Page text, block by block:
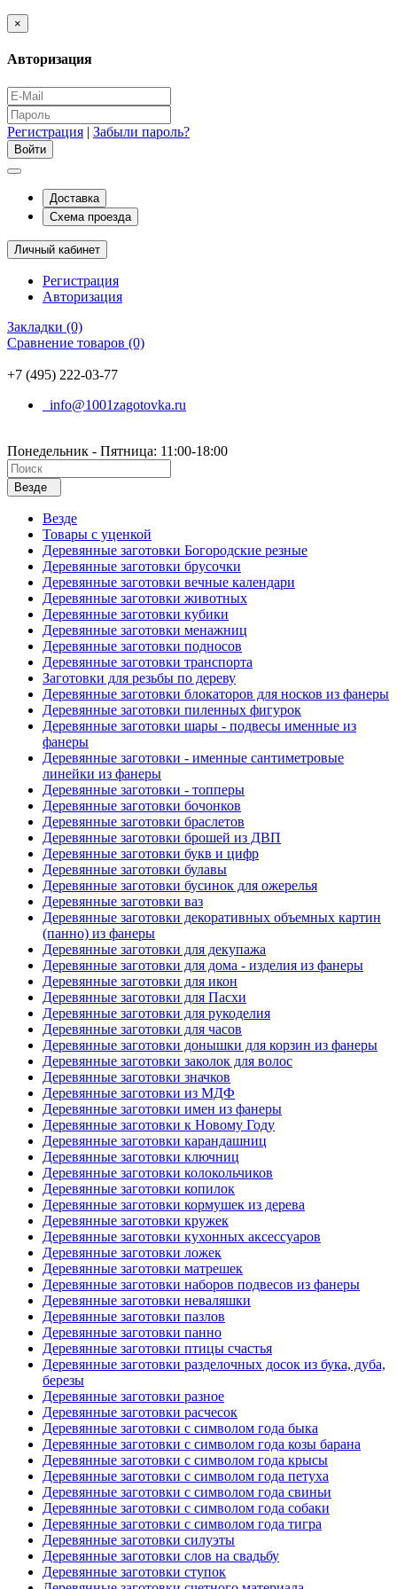
×
Авторизация
Регистрация | Забыли пароль?
Доставка
Схема проезда
Личный кабинет
Регистрация
Авторизация
Закладки (0)
Сравнение товаров (0)
+7 (495) 222-03-77
info@1001zagotovka.ru
Понедельник - Пятница: 11:00-18:00
Везде
Везде
Товары с уценкой
Деревянные заготовки Богородские резные
Деревянные заготовки брусочки
Деревянные заготовки вечные календари
Деревянные заготовки животных
Деревянные заготовки кубики
Деревянные заготовки менажниц
Деревянные заготовки подносов
Деревянные заготовки транспорта
Заготовки для резьбы по дереву
Деревянные заготовки блокаторов для носков из фанеры
Деревянные заготовки пиленных фигурок
Деревянные заготовки шары - подвесы именные из
фанеры
Деревянные заготовки - именные сантиметровые
линейки из фанеры
Деревянные заготовки - топперы
Деревянные заготовки бочонков
Деревянные заготовки браслетов
Деревянные заготовки брошей из ДВП
Деревянные заготовки букв и цифр
Деревянные заготовки булавы
Деревянные заготовки бусинок для ожерелья
Деревянные заготовки ваз
Деревянные заготовки декоративных объемных картин
(панно) из фанеры
Деревянные заготовки для декупажа
Деревянные заготовки для дома - изделия из фанеры
Деревянные заготовки для икон
Деревянные заготовки для Пасхи
Деревянные заготовки для рукоделия
Деревянные заготовки для часов
Деревянные заготовки донышки для корзин из фанеры
Деревянные заготовки заколок для волос
Деревянные заготовки значков
Деревянные заготовки из МДФ
Деревянные заготовки имен из фанеры
Деревянные заготовки к Новому Году
Деревянные заготовки карандашниц
Деревянные заготовки ключниц
Деревянные заготовки колокольчиков
Деревянные заготовки копилок
Деревянные заготовки кормушек из дерева
Деревянные заготовки кружек
Деревянные заготовки кухонных аксессуаров
Деревянные заготовки ложек
Деревянные заготовки матрешек
Деревянные заготовки наборов подвесов из фанеры
Деревянные заготовки неваляшки
Деревянные заготовки пазлов
Деревянные заготовки панно
Деревянные заготовки птицы счастья
Деревянные заготовки разделочных досок из бука, дуба,
березы
Деревянные заготовки разное
Деревянные заготовки расчесок
Деревянные заготовки с символом года быка
Деревянные заготовки с символом года козы барана
Деревянные заготовки с символом года крысы
Деревянные заготовки с символом года петуха
Деревянные заготовки с символом года свиньи
Деревянные заготовки с символом года собаки
Деревянные заготовки с символом года тигра
Деревянные заготовки силуэты
Деревянные заготовки слов на свадьбу
Деревянные заготовки ступок